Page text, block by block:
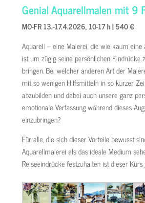
Genial Aquarellmalen mit 9
MO-FR 13.-17.4.2026, 10-17 h | 540 €
Aquarell – eine Malerei, die wie kaum eine
ist um zügig seine persönlichen Eindrücke
bringen. Bei welcher anderen Art der
mit so wenigen Hilfsmitteln in so kurzer
abzubilden und dabei auch unsere ganz
emotionale Verfassung während dieses
einzubringen?
Für alle, die sich dieser Vorteile bewusst
Aquarellmalerei als das ideale Medium
Reiseeindrücke festzuhalten ist dieser Kurs